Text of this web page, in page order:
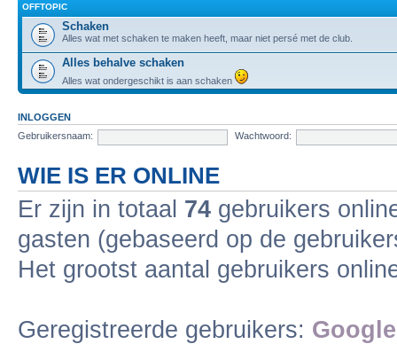
OFFTOPIC
Schaken
Alles wat met schaken te maken heeft, maar niet persé met de club.
Alles behalve schaken
Alles wat ondergeschikt is aan schaken
INLOGGEN
Gebruikersnaam:
Wachtwoord:
WIE IS ER ONLINE
Er zijn in totaal 74 gebruikers
gasten (gebaseerd op de
Het grootst aantal gebruikers
Geregistreerde gebruikers: